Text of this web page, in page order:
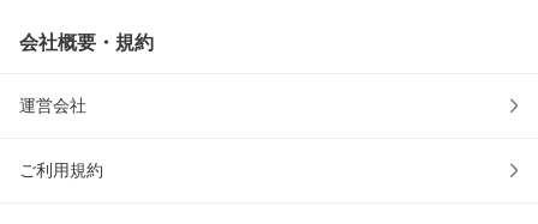
会社概要・規約
運営会社
ご利用規約